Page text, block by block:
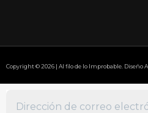
Copyright © 2026 | Al filo de lo Improbable. Diseño